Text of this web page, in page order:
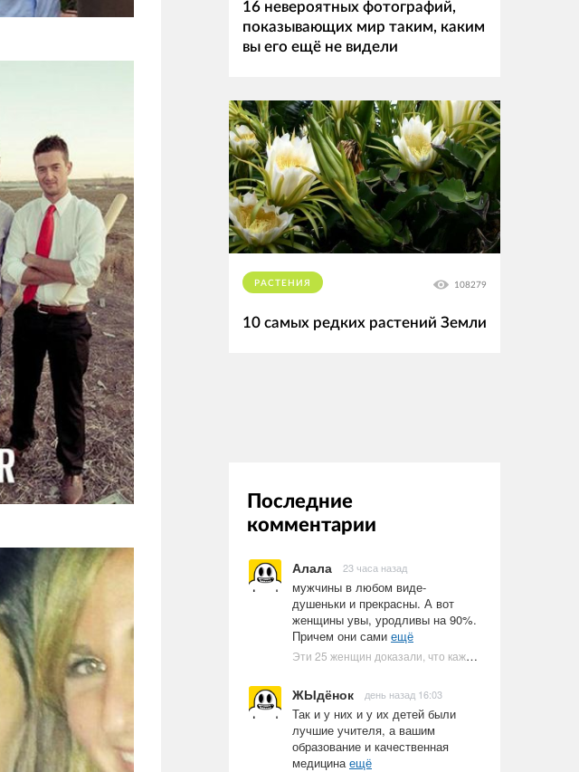
16 невероятных фотографий,
показывающих мир таким, каким
вы его ещё не видели
РАСТЕНИЯ 108279
10 самых редких растений Земли
Последние
комментарии
Алала 23 часа назад
мужчины в любом виде-
душеньки и прекрасны. А вот
женщины увы, уродливы на 90%.
Причем они сами ещё
Эти 25 женщин доказали, что каждое тело имеет право быть в бикини
ЖЫдёнок день назад 16:03
Так и у них и у их детей были
лучшие учителя, а вашим
образование и качественная
медицинаещё